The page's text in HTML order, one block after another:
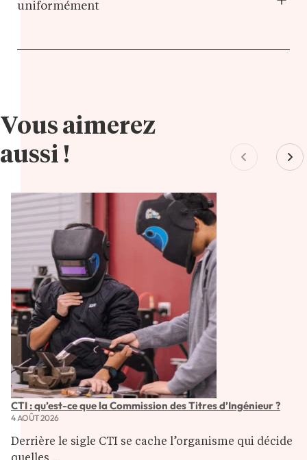
uniformément
Vous aimerez
aussi !
CTI : qu’est-ce que la Commission des Titres d’Ingénieur ?
4 AOÛT 2026
Derrière le sigle CTI se cache l’organisme qui décide